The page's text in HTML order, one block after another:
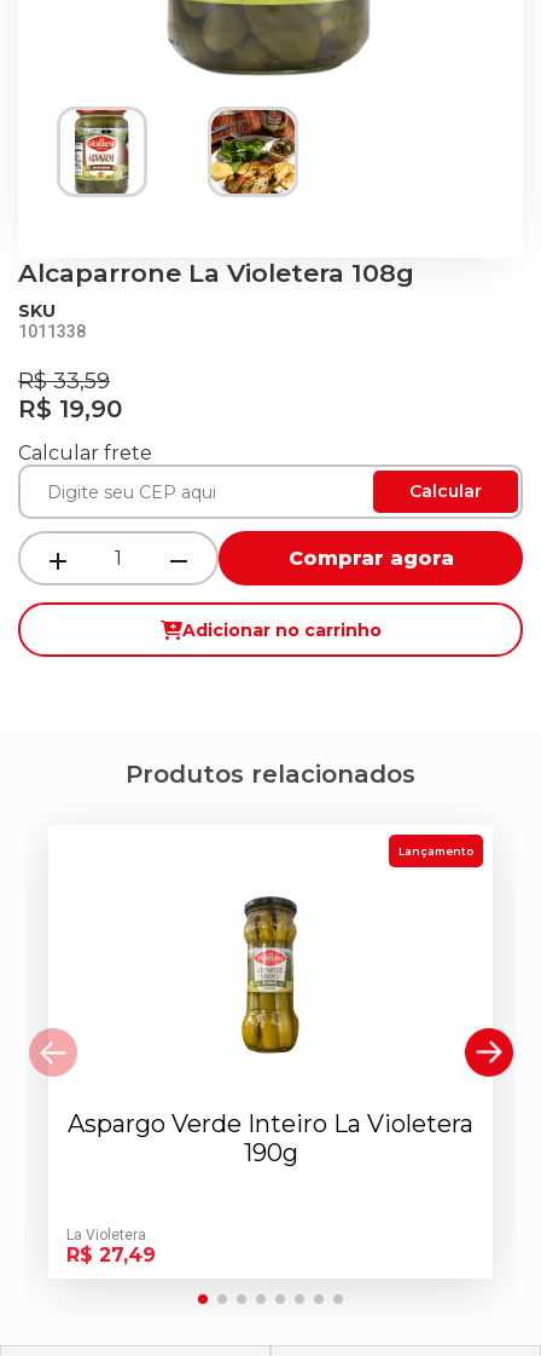
Alcaparrone La Violetera 108g
SKU
1011338
R$ 33,59
R$ 19,90
Calcular frete
Calcular
Comprar agora
Adicionar no carrinho
Produtos relacionados
Lançamento
Aspargo Verde Inteiro La Violetera
190g
La Violetera
R$ 27,49